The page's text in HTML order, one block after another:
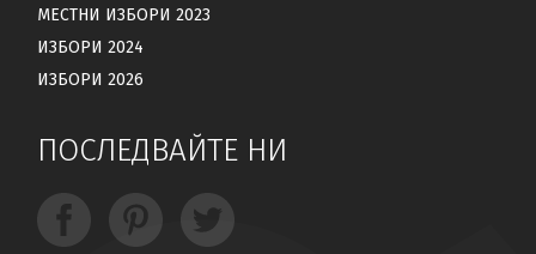
МЕСТНИ ИЗБОРИ 2023
ИЗБОРИ 2024
ИЗБОРИ 2026
ПОСЛЕДВАЙТЕ НИ